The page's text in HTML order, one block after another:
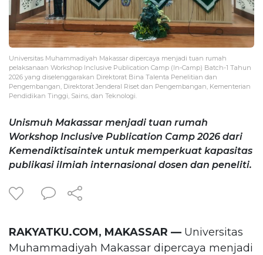
Universitas Muhammadiyah Makassar dipercaya menjadi tuan rumah
pelaksanaan Workshop Inclusive Publication Camp (In-Camp) Batch-1 Tahun
2026 yang diselenggarakan Direktorat Bina Talenta Penelitian dan
Pengembangan, Direktorat Jenderal Riset dan Pengembangan, Kementerian
Pendidikan Tinggi, Sains, dan Teknologi.
Unismuh Makassar menjadi tuan rumah
Workshop Inclusive Publication Camp 2026 dari
Kemendiktisaintek untuk memperkuat kapasitas
publikasi ilmiah internasional dosen dan peneliti.
RAKYATKU.COM, MAKASSAR — Universitas
Muhammadiyah Makassar dipercaya menjadi